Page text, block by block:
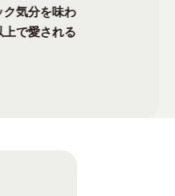
ク気分を味わ
で愛される